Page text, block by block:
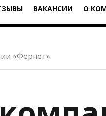
ВАКАНСИИ О
«Фернет»